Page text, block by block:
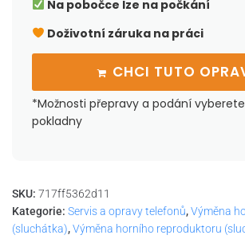
Na pobočce lze na počkání
Doživotní záruka na práci
CHCI TUTO
*Možnosti přepravy a podání
pokladny
SKU: 717ff5362d11
Kategorie: Servis a opravy telefonů,Výměna
(sluchátka),Výměna horního reproduktoru